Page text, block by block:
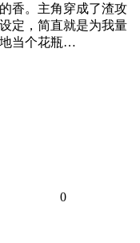
香。主角穿成了渣攻
定，简直就是为我量
当个花瓶…
0